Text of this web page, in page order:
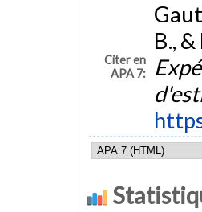
Citer en
APA 7:
B.,